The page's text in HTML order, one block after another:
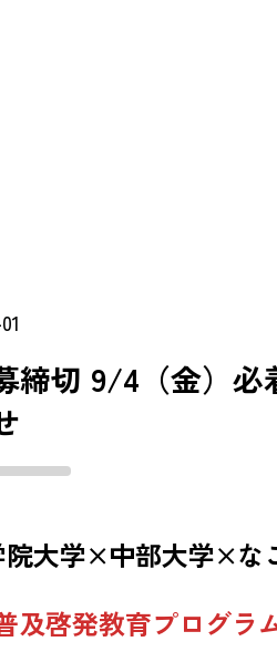
締切 9/4（金）
院大学×中部大学×な
及啓発教育プログラ